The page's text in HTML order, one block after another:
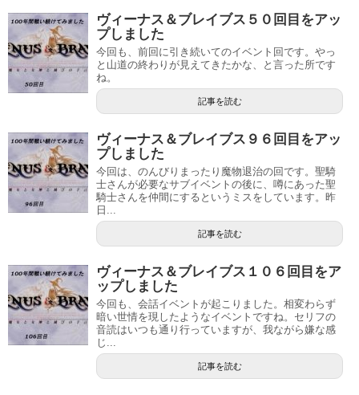
ヴィーナス＆ブレイブス５０回目をアッ
プしました
今回も、前回に引き続いてのイベント回です。やっ
と山道の終わりが見えてきたかな、と言った所です
ね。
記事を読む
ヴィーナス＆ブレイブス９６回目をアッ
プしました
今回は、のんびりまったり魔物退治の回です。聖騎
士さんが必要なサブイベントの後に、噂にあった聖
騎士さんを仲間にするというミスをしています。昨
日...
記事を読む
ヴィーナス＆ブレイブス１０６回目をア
ップしました
今回も、会話イベントが起こりました。相変わらず
暗い世情を現したようなイベントですね。セリフの
音読はいつも通り行っていますが、我ながら嫌な感
じ...
記事を読む